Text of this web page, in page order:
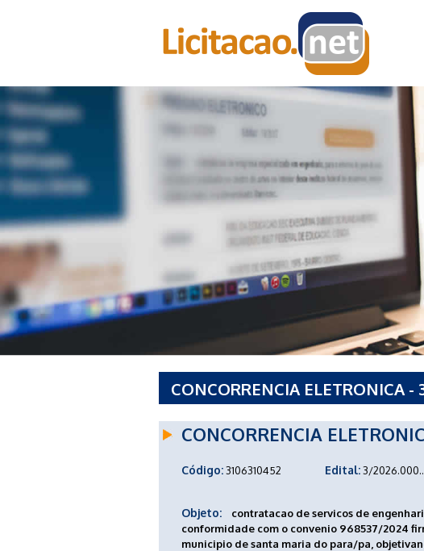
CONCORRENCIA ELETRONICA -
CONCORRENCIA
Código:3106310452 Edital:3/
Objeto:
contratacao de servicos de
conformidade com o convenio 968537/2024
municipio de santa maria do para/pa,